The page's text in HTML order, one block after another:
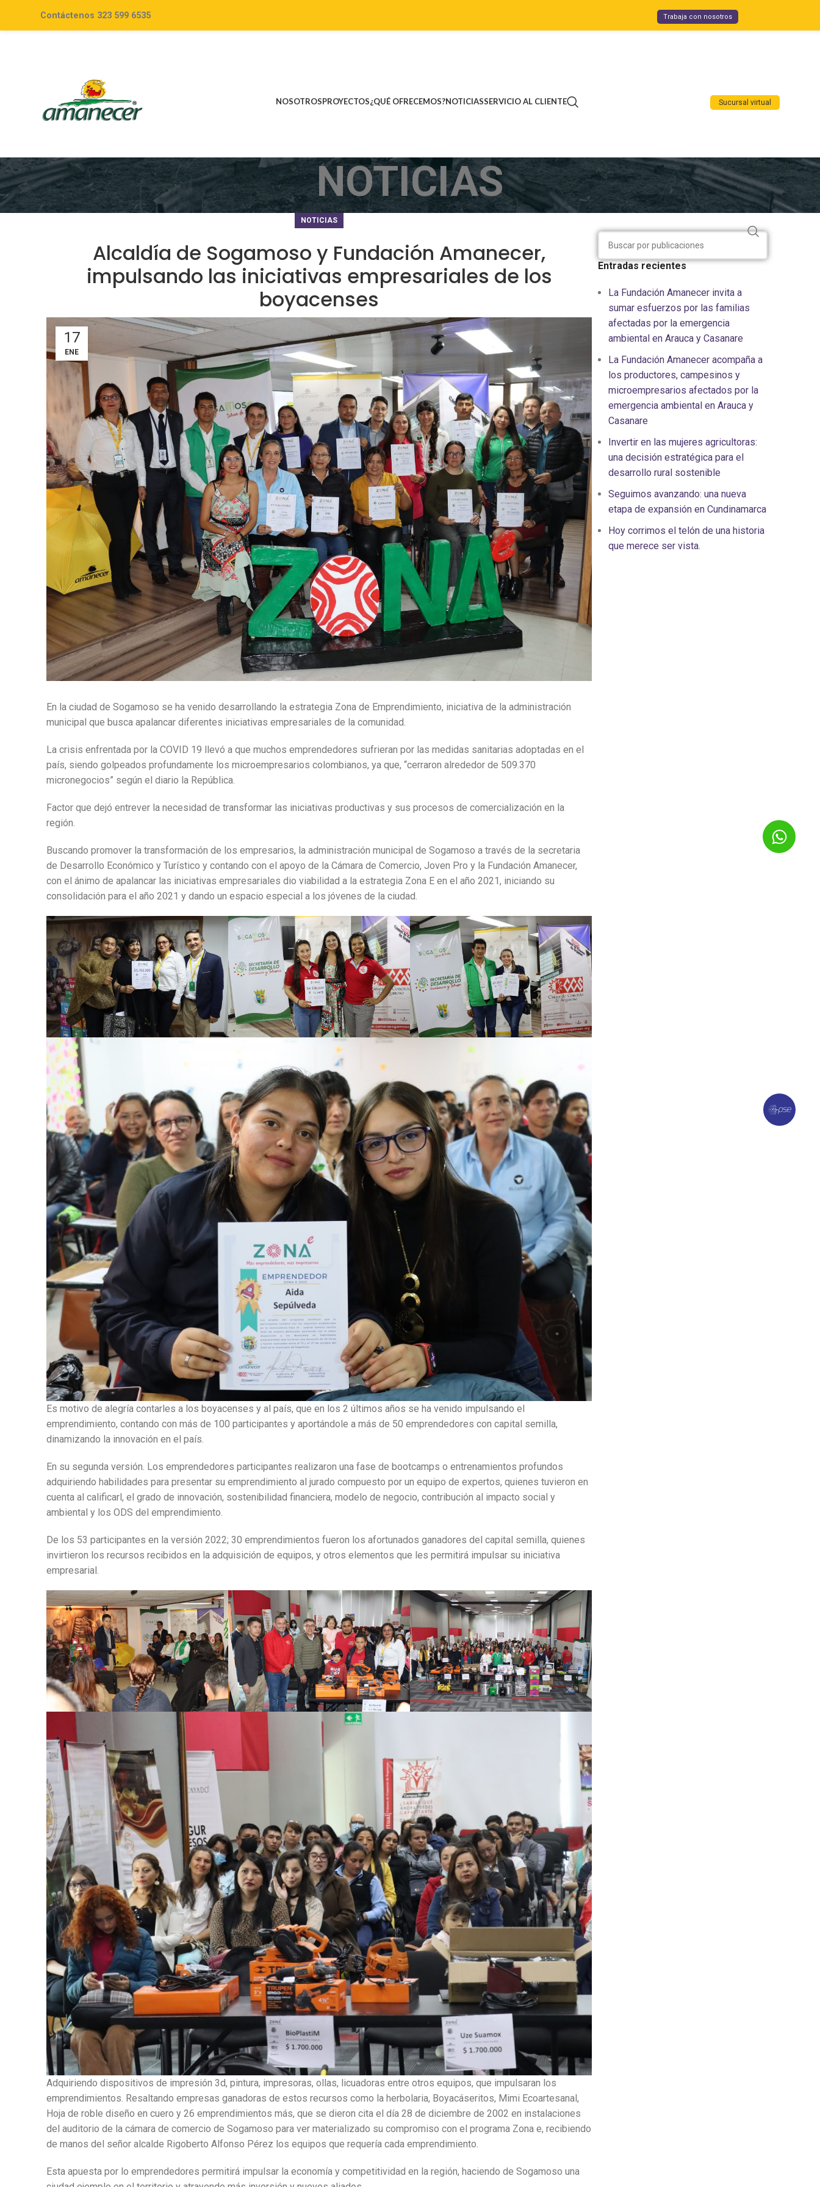
Contáctenos 323 599 6535 Trabaja con nosotros
NOSOTROSPROYECTOS¿QUÉ OFRECEMOS?NOTICIASSERVICIO AL CLIENTE Sucursal virtual
NOTICIAS
NOTICIAS
Alcaldía de Sogamoso y Fundación Amanecer,
impulsando las iniciativas empresariales de los
boyacenses
17
ENE
En la ciudad de Sogamoso se ha venido desarrollando la estrategia Zona de Emprendimiento, iniciativa de la administración
municipal que busca apalancar diferentes iniciativas empresariales de la comunidad.
La crisis enfrentada por la COVID 19 llevó a que muchos emprendedores sufrieran por las medidas sanitarias adoptadas en el
país, siendo golpeados profundamente los microempresarios colombianos, ya que, “cerraron alrededor de 509.370
micronegocios” según el diario la República.
Factor que dejó entrever la necesidad de transformar las iniciativas productivas y sus procesos de comercialización en la
región.
Buscando promover la transformación de los empresarios, la administración municipal de Sogamoso a través de la secretaria
de Desarrollo Económico y Turístico y contando con el apoyo de la Cámara de Comercio, Joven Pro y la Fundación Amanecer,
con el ánimo de apalancar las iniciativas empresariales dio viabilidad a la estrategia Zona E en el año 2021, iniciando su
consolidación para el año 2021 y dando un espacio especial a los jóvenes de la ciudad.
Es motivo de alegría contarles a los boyacenses y al país, que en los 2 últimos años se ha venido impulsando el
emprendimiento, contando con más de 100 participantes y aportándole a más de 50 emprendedores con capital semilla,
dinamizando la innovación en el país.
En su segunda versión. Los emprendedores participantes realizaron una fase de bootcamps o entrenamientos profundos
adquiriendo habilidades para presentar su emprendimiento al jurado compuesto por un equipo de expertos, quienes tuvieron en
cuenta al calificarl, el grado de innovación, sostenibilidad financiera, modelo de negocio, contribución al impacto social y
ambiental y los ODS del emprendimiento.
De los 53 participantes en la versión 2022; 30 emprendimientos fueron los afortunados ganadores del capital semilla, quienes
invirtieron los recursos recibidos en la adquisición de equipos, y otros elementos que les permitirá impulsar su iniciativa
empresarial.
Adquiriendo dispositivos de impresión 3d, pintura, impresoras, ollas, licuadoras entre otros equipos, que impulsaran los
emprendimientos. Resaltando empresas ganadoras de estos recursos como la herbolaria, Boyacáseritos, Mimi Ecoartesanal,
Hoja de roble diseño en cuero y 26 emprendimientos más, que se dieron cita el día 28 de diciembre de 2002 en instalaciones
del auditorio de la cámara de comercio de Sogamoso para ver materializado su compromiso con el programa Zona e, recibiendo
de manos del señor alcalde Rigoberto Alfonso Pérez los equipos que requería cada emprendimiento.
Esta apuesta por lo emprendedores permitirá impulsar la economía y competitividad en la región, haciendo de Sogamoso una
Entradas recientes
La Fundación Amanecer invita a
sumar esfuerzos por las familias
afectadas por la emergencia
ambiental en Arauca y Casanare
La Fundación Amanecer acompaña a
los productores, campesinos y
microempresarios afectados por la
emergencia ambiental en Arauca y
Casanare
Invertir en las mujeres agricultoras:
una decisión estratégica para el
desarrollo rural sostenible
Seguimos avanzando: una nueva
etapa de expansión en Cundinamarca
Hoy corrimos el telón de una historia
que merece ser vista.